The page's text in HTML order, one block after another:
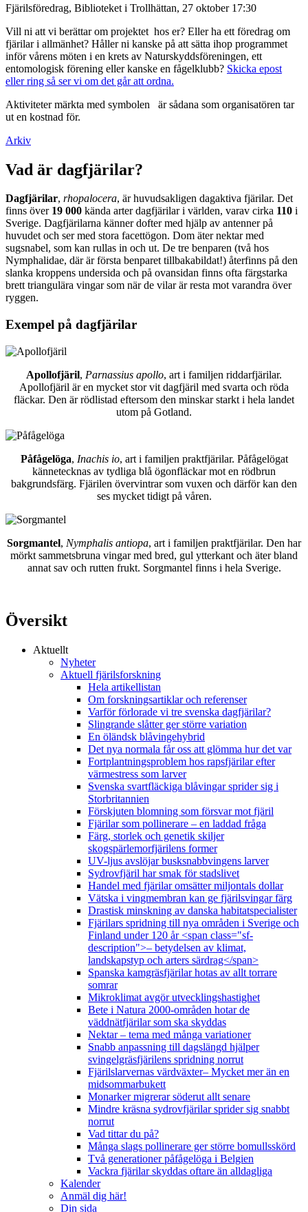
Fjärilsföredrag, Biblioteket i Trollhättan, 27 oktober 17:30
Vill ni att vi berättar om projektet hos er? Eller ha ett föredrag om
fjärilar i allmänhet? Håller ni kanske på att sätta ihop programmet
inför vårens möten i en krets av Naturskyddsföreningen, ett
entomologisk förening eller kanske en fågelklubb? Skicka epost
eller ring så ser vi om det går att ordna.
Aktiviteter märkta med symbolen
är sådana som organisatören tar
ut en kostnad för.
Arkiv
Vad är dagfjärilar?
Dagfjärilar, rhopalocera, är huvudsakligen dagaktiva fjärilar. Det
finns över 19 000 kända arter dagfjärilar i världen, varav cirka 110 i
Sverige. Dagfjärilarna känner dofter med hjälp av antenner på
huvudet och ser med stora facettögon. Dom äter nektar med
sugsnabel, som kan rullas in och ut. De tre benparen (två hos
Nymphalidae, där är första benparet tillbakabildat!) återfinns på den
slanka kroppens undersida och på ovansidan finns ofta färgstarka
brett triangulära vingar som när de vilar är resta mot varandra över
ryggen.
Exempel på dagfjärilar
Apollofjäril, Parnassius apollo, art i familjen riddarfjärilar.
Apollofjäril är en mycket stor vit dagfjäril med svarta och röda
fläckar. Den är rödlistad eftersom den minskar starkt i hela landet
utom på Gotland.
Påfågelöga, Inachis io, art i familjen praktfjärilar. Påfågelögat
kännetecknas av tydliga blå ögonfläckar mot en rödbrun
bakgrundsfärg. Fjärilen övervintrar som vuxen och därför kan den
ses mycket tidigt på våren.
Sorgmantel, Nymphalis antiopa, art i familjen praktfjärilar. Den har
mörkt sammetsbruna vingar med bred, gul ytterkant och äter bland
annat sav och rutten frukt. Sorgmantel finns i hela Sverige.
Översikt
Aktuellt
Nyheter
Aktuell fjärilsforskning
Hela artikellistan
Om forskningsartiklar och referenser
Varför förlorade vi tre svenska dagfjärilar?
Slingrande slåtter ger större variation
En öländsk blåvingehybrid
Det nya normala får oss att glömma hur det var
Fortplantningsproblem hos rapsfjärilar efter
värmestress som larver
Svenska svartfläckiga blåvingar sprider sig i
Storbritannien
Förskjuten blomning som försvar mot fjäril
Fjärilar som pollinerare – en laddad fråga
Färg, storlek och genetik skiljer
skogspärlemorfjärilens former
UV-ljus avslöjar busksnabbvingens larver
Sydrovfjäril har smak för stadslivet
Handel med fjärilar omsätter miljontals dollar
Vätska i vingmembran kan ge fjärilsvingar färg
Drastisk minskning av danska habitatspecialister
Fjärilars spridning till nya områden i Sverige och
Finland under 120 år <span class="sf-
description">– betydelsen av klimat,
landskapstyp och arters särdrag</span>
Spanska kamgräsfjärilar hotas av allt torrare
somrar
Mikroklimat avgör utvecklingshastighet
Bete i Natura 2000-områden hotar de
väddnätfjärilar som ska skyddas
Nektar – tema med många variationer
Snabb anpassning till dagslängd hjälper
svingelgräsfjärilens spridning norrut
Fjärilslarvernas värdväxter– Mycket mer än en
midsommarbukett
Monarker migrerar söderut allt senare
Mindre kräsna sydrovfjärilar sprider sig snabbt
norrut
Vad tittar du på?
Många slags pollinerare ger större bomullsskörd
Två generationer påfågelöga i Belgien
Vackra fjärilar skyddas oftare än alldagliga
Kalender
Anmäl dig här!
Din sida